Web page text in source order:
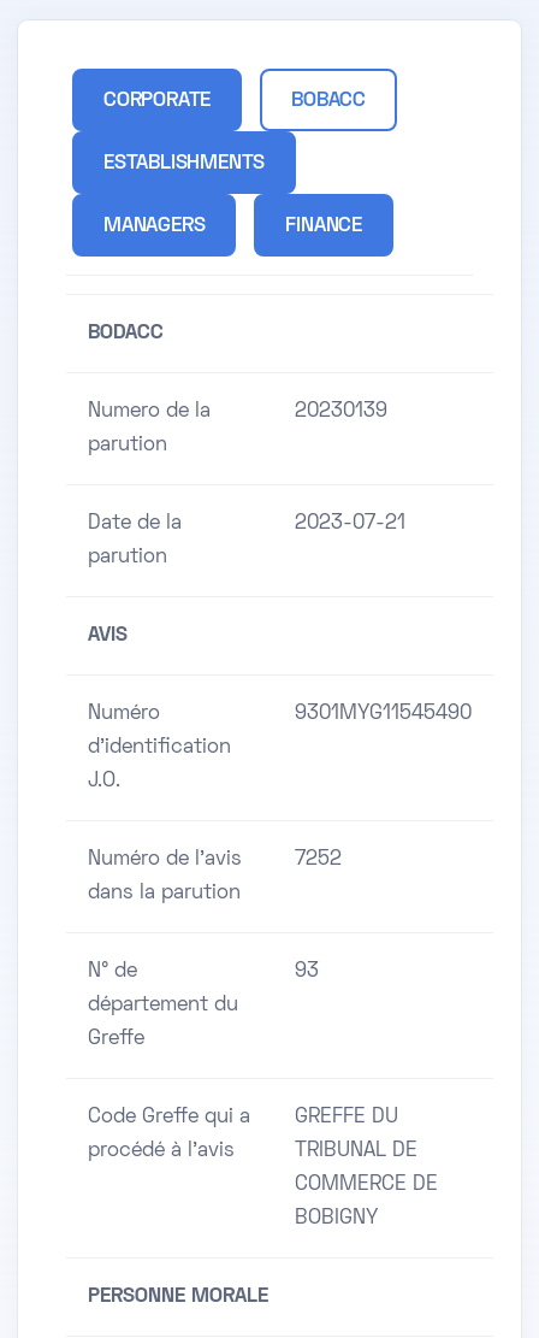
CORPORATE BOBACC
ESTABLISHMENTS
MANAGERS FINANCE
BODACC
Numero de la
parution
20230139
Date de la
parution
2023-07-21
AVIS
Numéro
d'identification
J.O.
9301MYG11545490
Numéro de l'avis
dans la parution
7252
N° de
département du
Greffe
93
Code Greffe qui a
procédé à l'avis
GREFFE DU
TRIBUNAL DE
COMMERCE DE
BOBIGNY
PERSONNE MORALE